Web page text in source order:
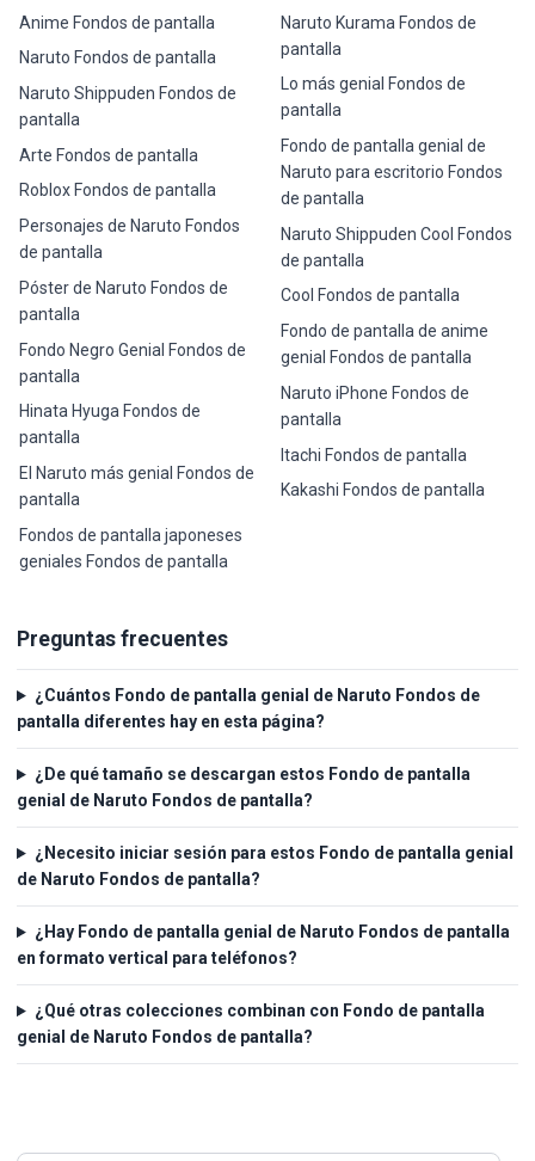
Anime Fondos de pantalla
Naruto Fondos de pantalla
Naruto Shippuden Fondos de
pantalla
Arte Fondos de pantalla
Roblox Fondos de pantalla
Personajes de Naruto Fondos
de pantalla
Póster de Naruto Fondos de
pantalla
Fondo Negro Genial Fondos de
pantalla
Hinata Hyuga Fondos de
pantalla
El Naruto más genial Fondos de
pantalla
Fondos de pantalla japoneses
geniales Fondos de pantalla
Naruto Kurama Fondos de
pantalla
Lo más genial Fondos de
pantalla
Fondo de pantalla genial de
Naruto para escritorio Fondos
de pantalla
Naruto Shippuden Cool Fondos
de pantalla
Cool Fondos de pantalla
Fondo de pantalla de anime
genial Fondos de pantalla
Naruto iPhone Fondos de
pantalla
Itachi Fondos de pantalla
Kakashi Fondos de pantalla
Preguntas frecuentes
¿Cuántos Fondo de pantalla genial de Naruto Fondos de
pantalla diferentes hay en esta página?
¿De qué tamaño se descargan estos Fondo de pantalla
genial de Naruto Fondos de pantalla?
¿Necesito iniciar sesión para estos Fondo de pantalla genial
de Naruto Fondos de pantalla?
¿Hay Fondo de pantalla genial de Naruto Fondos de pantalla
en formato vertical para teléfonos?
¿Qué otras colecciones combinan con Fondo de pantalla
genial de Naruto Fondos de pantalla?